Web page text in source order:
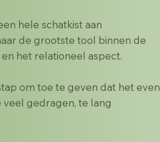
hele schatkist aan
de grootste tool binnen de
het relationeel aspect.
om toe te geven dat het even
gedragen, te lang